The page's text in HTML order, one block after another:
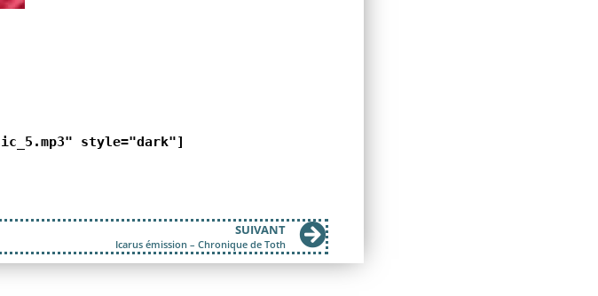
style="dark"]
SUIVANT
Icarus émission – Chronique de Toth